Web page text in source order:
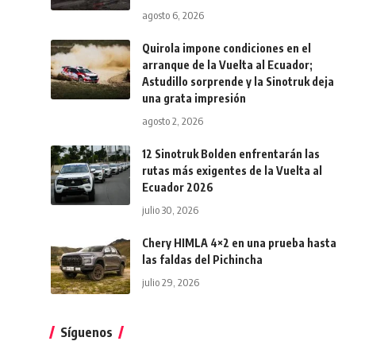
agosto 6, 2026
Quirola impone condiciones en el
arranque de la Vuelta al Ecuador;
Astudillo sorprende y la Sinotruk deja
una grata impresión
agosto 2, 2026
12 Sinotruk Bolden enfrentarán las
rutas más exigentes de la Vuelta al
Ecuador 2026
julio 30, 2026
Chery HIMLA 4×2 en una prueba hasta
las faldas del Pichincha
julio 29, 2026
Síguenos